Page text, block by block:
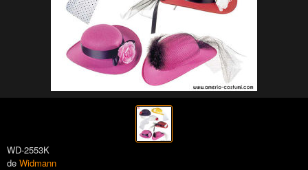
WD-2553K
de Widmann